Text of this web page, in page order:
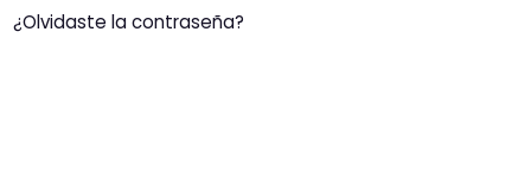
¿Olvidaste la contraseña?